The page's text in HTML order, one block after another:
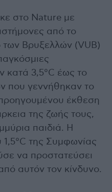
στο Nature με
από το
των Βρυξελλών (VUB)
κατά 3,5°C έως το
που γεννήθηκαν το
έκθεση
της ζωής τους,
παιδιά. Η
1,5°C της Συμφωνίας
να προστατεύσει
αυτόν τον κίνδυνο.